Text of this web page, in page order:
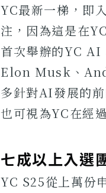
YC最新一梯，即
注，因為這是在
首次舉辦的YC
Elon Musk、
多針對AI發展的
也可視為YC在經
七成以上入選
YC S25從上萬份